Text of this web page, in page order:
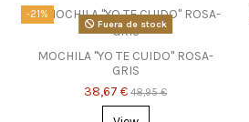
-21%
Fuera de stock
MOCHILA "YO TE CUIDO" ROSA-
GRIS
38,67 €48,95 €